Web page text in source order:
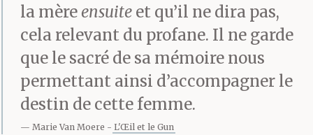
Elle n’est pas partie
pour les mêmes raisons.
Elle n’est pas partie du
la mère ensuite et qu’il ne dira pas,
cela relevant du profane. Il ne garde
que le sacré de sa mémoire nous
permettant ainsi d’accompagner le
destin de cette femme.
Marie Van Moere L'Œil et le Gun